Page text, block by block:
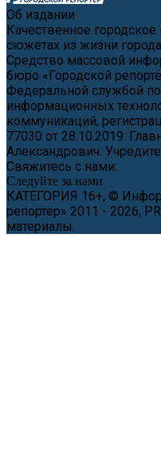
Об издании
Качественное
сюжетах из жизни
Средство массовой
бюро «Городской
Федеральной службой
информационных
коммуникаций,
77030 от 28.10.2019.
Александрович.
Свяжитесь с нами:
Следуйте за нами
КАТЕГОРИЯ 16+, ©
репортёр» 2011 - 2026,
материалы.